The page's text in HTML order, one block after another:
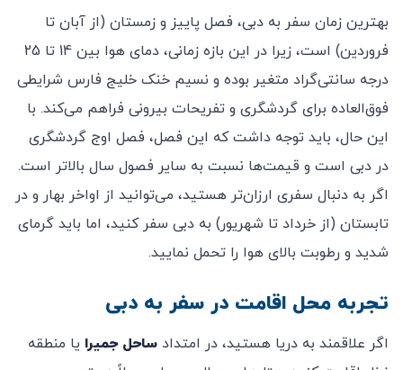
بهترین زمان سفر به دبی، فصل پاییز و زمستان (از آبان تا
فروردین) است، زیرا در این بازه زمانی، دمای هوا بین 14 تا 25
درجه سانتی‌گراد متغیر بوده و نسیم خنک خلیج فارس شرایطی
فوق‌العاده برای گردشگری و تفریحات بیرونی فراهم می‌کند. با
این حال، باید توجه داشت که این فصل، فصل اوج گردشگری
در دبی است و قیمت‌ها نسبت به سایر فصول سال بالاتر است.
اگر به دنبال سفری ارزان‌تر هستید، می‌توانید از اواخر بهار و در
تابستان (از خرداد تا شهریور) به دبی سفر کنید، اما باید گرمای
شدید و رطوبت بالای هوا را تحمل نمایید.
تجربه محل اقامت در سفر به دبی
اگر علاقمند به دریا هستید، در امتداد ساحل جمیرا یا منطقه